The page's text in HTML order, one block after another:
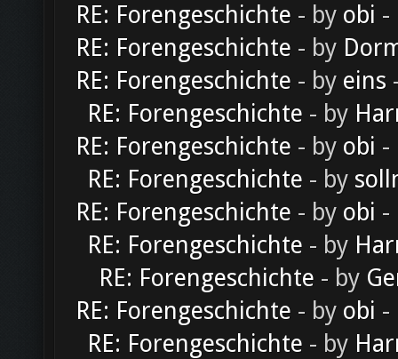
RE: Forengeschichte - by obi -
RE: Forengeschichte - by
RE: Forengeschichte - by eins
RE: Forengeschichte - by
RE: Forengeschichte - by obi -
RE: Forengeschichte - by
RE: Forengeschichte - by obi -
RE: Forengeschichte - by
RE: Forengeschichte - by
RE: Forengeschichte - by obi -
RE: Forengeschichte - by